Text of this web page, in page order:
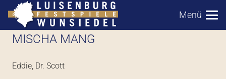
Menü
MISCHA MANG
Eddie, Dr. Scott